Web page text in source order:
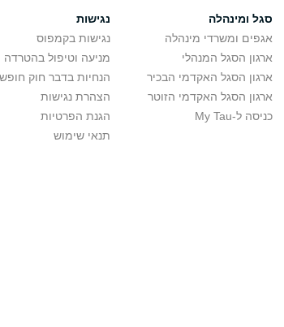
סגל ומינהלה
אגפים ומשרדי מינהלה
ארגון הסגל המנהלי
ארגון הסגל האקדמי הבכיר
ארגון הסגל האקדמי הזוטר
כניסה ל-My Tau
נגישות
נגישות בקמפוס
מניעה וטיפול בהטרדה
הנחיות בדבר חוק
הצהרת נגישות
הגנת הפרטיות
תנאי שימוש